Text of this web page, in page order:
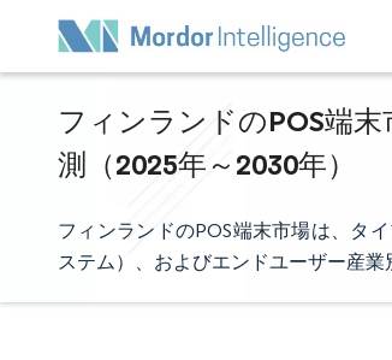
フィンランドのPOS端
測（2025年～2030年）
フィンランドのPOS端末市場は、タ
ステム）、およびエンドユーザー産